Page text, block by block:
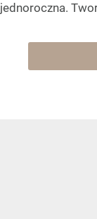
jednoroczna.